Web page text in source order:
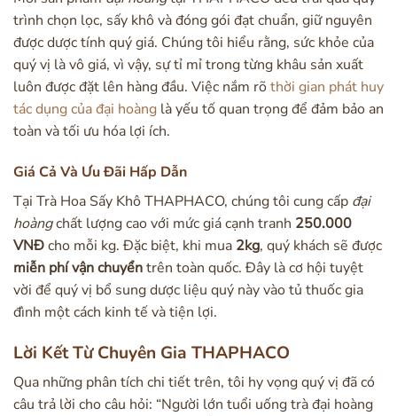
trình chọn lọc, sấy khô và đóng gói đạt chuẩn, giữ nguyên
được dược tính quý giá. Chúng tôi hiểu rằng, sức khỏe của
quý vị là vô giá, vì vậy, sự tỉ mỉ trong từng khâu sản xuất
luôn được đặt lên hàng đầu. Việc nắm rõthời gian phát huy
tác dụng của đại hoàng là yếu tố quan trọng để đảm bảo an
toàn và tối ưu hóa lợi ích.
Giá Cả Và Ưu Đãi Hấp Dẫn
Tại Trà Hoa Sấy Khô THAPHACO, chúng tôi cung cấp đại
hoàngchất lượng cao với mức giá cạnh tranh 250.000
VNĐcho mỗi kg. Đặc biệt, khi mua 2kg, quý khách sẽ được
miễn phí vận chuyểntrên toàn quốc. Đây là cơ hội tuyệt
vời để quý vị bổ sung dược liệu quý này vào tủ thuốc gia
đình một cách kinh tế và tiện lợi.
Lời Kết Từ Chuyên Gia THAPHACO
Qua những phân tích chi tiết trên, tôi hy vọng quý vị đã có
câu trả lời cho câu hỏi: “Người lớn tuổi uống trà đại hoàng